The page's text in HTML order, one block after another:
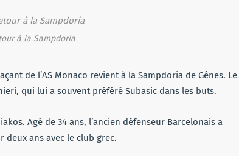
à la Sampdoria
de l’AS Monaco revient à la Sampdoria de Gênes. Le
qui lui a souvent préféré Subasic dans les buts.
Agé de 34 ans, l’ancien défenseur Barcelonais a
deux ans avec le club grec.